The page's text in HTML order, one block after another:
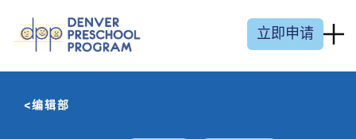
立即申请
编辑部